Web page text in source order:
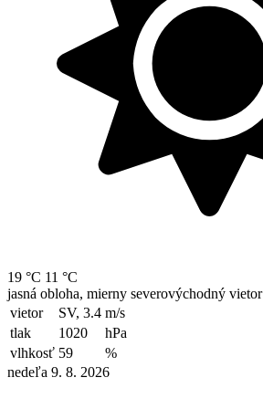
19 °C 11 °C
jasná obloha, mierny severovýchodný vietor
vietor
SV, 3.4 m/s
tlak
1020
hPa
vlhkosť 59
%
nedeľa 9. 8. 2026